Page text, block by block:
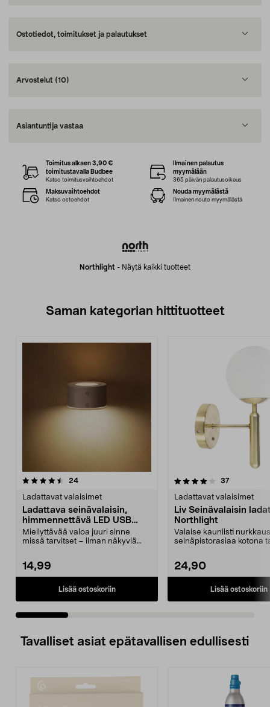
Ostotiedot, toimitukset ja palautukset
Arvostelut (10)
Asiantuntija vastaa
Northlight - Näytä kaikki tuotteet
Toimitus alkaen 3,90 €
toimitustavalla Budbee
Katso toimitusvaihtoehdot
Ilmainen palautus
myymälään
365 päivän palautusoikeus
Maksuvaihtoehdot
Katso ostoehdot
Nouda myymälästä
Ilmainen nouto myymälästä
Saman kategorian hittituotteet
24arvostelut
Ladattavat valaisimet
Ladattava seinävalaisin,
himmennettävä LED USB
valkoinen
Miellyttävää valoa juuri sinne
missä tarvitset – ilman näkyviä
14,99
Lisää ostoskoriin
4.0 viidestä
37arvostelut
Ladattavat valaisimet
Liv Seinävalaisin
Northlight
Valaise kauniisti
seinäpistorasiaa kotona
24,90
Lisää ostoskoriin
5.0 viidestä
Tavalliset asiat epätavallisen edullisesti